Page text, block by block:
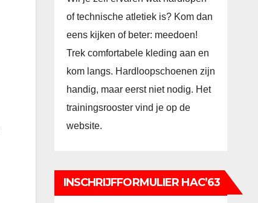
of technische atletiek is? Kom dan
eens kijken of beter: meedoen!
Trek comfortabele kleding aan en
kom langs. Hardloopschoenen zijn
handig, maar eerst niet nodig. Het
trainingsrooster vind je op de
website.
INSCHRIJFFORMULIER HAC’63